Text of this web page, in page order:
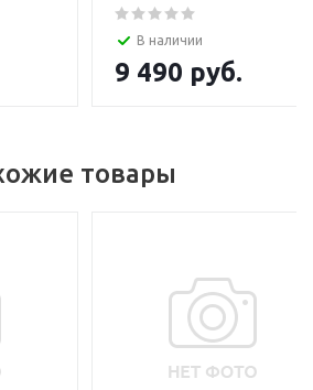
В наличии
9 490 руб.
товары